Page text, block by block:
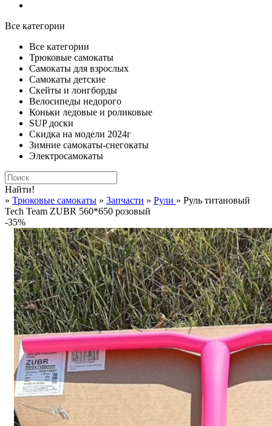
Все категории
Все категории
Трюковые самокаты
Самокаты для взрослых
Самокаты детские
Cкейты и лонгборды
Велосипеды недорого
Коньки ледовые и роликовые
SUP доски
Скидка на модели 2024г
Зимние самокаты-снегокаты
Электросамокаты
Найти!
» Трюковые самокаты » Запчасти » Рули » Руль титановый
Tech Team ZUBR 560*650 розовый
-35%